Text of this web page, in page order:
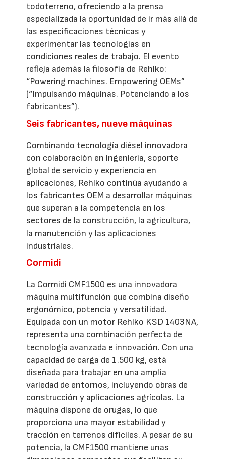
todoterreno, ofreciendo a la prensa
especializada la oportunidad de ir más allá de
las especificaciones técnicas y
experimentar las tecnologías en
condiciones reales de trabajo. El evento
refleja además la filosofía de Rehlko:
“Powering machines. Empowering OEMs”
(“Impulsando máquinas. Potenciando a los
fabricantes”).
Seis fabricantes, nueve máquinas
Combinando tecnología diésel innovadora
con colaboración en ingeniería, soporte
global de servicio y experiencia en
aplicaciones, Rehlko continúa ayudando a
los fabricantes OEM a desarrollar máquinas
que superan a la competencia en los
sectores de la construcción, la agricultura,
la manutención y las aplicaciones
industriales.
Cormidi
La Cormidi CMF1500 es una innovadora
máquina multifunción que combina diseño
ergonómico, potencia y versatilidad.
Equipada con un motor Rehlko KSD 1403NA,
representa una combinación perfecta de
tecnología avanzada e innovación. Con una
capacidad de carga de 1.500 kg, está
diseñada para trabajar en una amplia
variedad de entornos, incluyendo obras de
construcción y aplicaciones agrícolas. La
máquina dispone de orugas, lo que
proporciona una mayor estabilidad y
tracción en terrenos difíciles. A pesar de su
potencia, la CMF1500 mantiene unas